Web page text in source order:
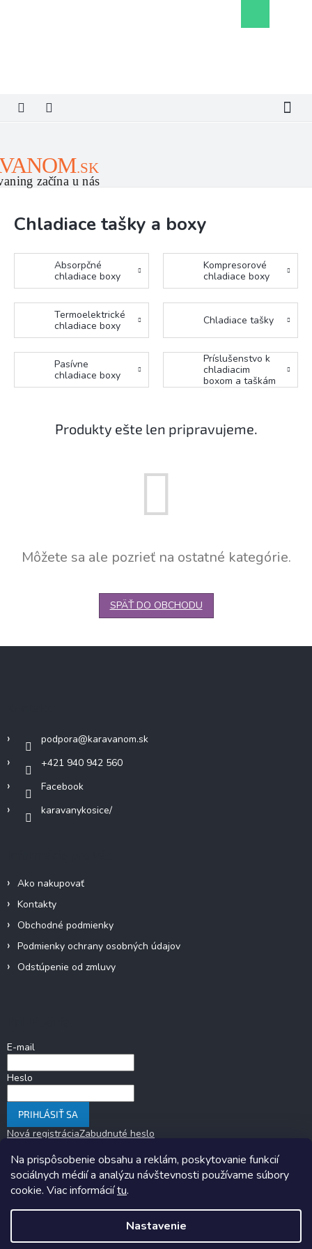
Na prispôsobenie obsahu a reklám, poskytovanie funkcií
sociálnych médií a analýzu návštevnosti používame súbory
cookie. Viac informáciítu.
Nastavenie
košík
Chladiace tašky a boxy
Absorpčné
chladiace boxy
Kompresorové
chladiace boxy
Termoelektrické
chladiace boxy
Chladiace tašky
Pasívne
chladiace boxy
Príslušenstvo k
chladiacim
boxom a taškám
Produkty ešte len pripravujeme.
Môžete sa ale pozrieť na ostatné kategórie.
SPÄŤ DO OBCHODU
podpora@karavanom.sk
+421 940 942 560
Facebook
karavanykosice/
Ako nakupovať
Kontakty
Obchodné podmienky
Podmienky ochrany osobných údajov
Odstúpenie od zmluvy
E-mail
Heslo
PRIHLÁSIŤ SA
Nová registráciaZabudnuté heslo
Copyright 2026
Upraviť